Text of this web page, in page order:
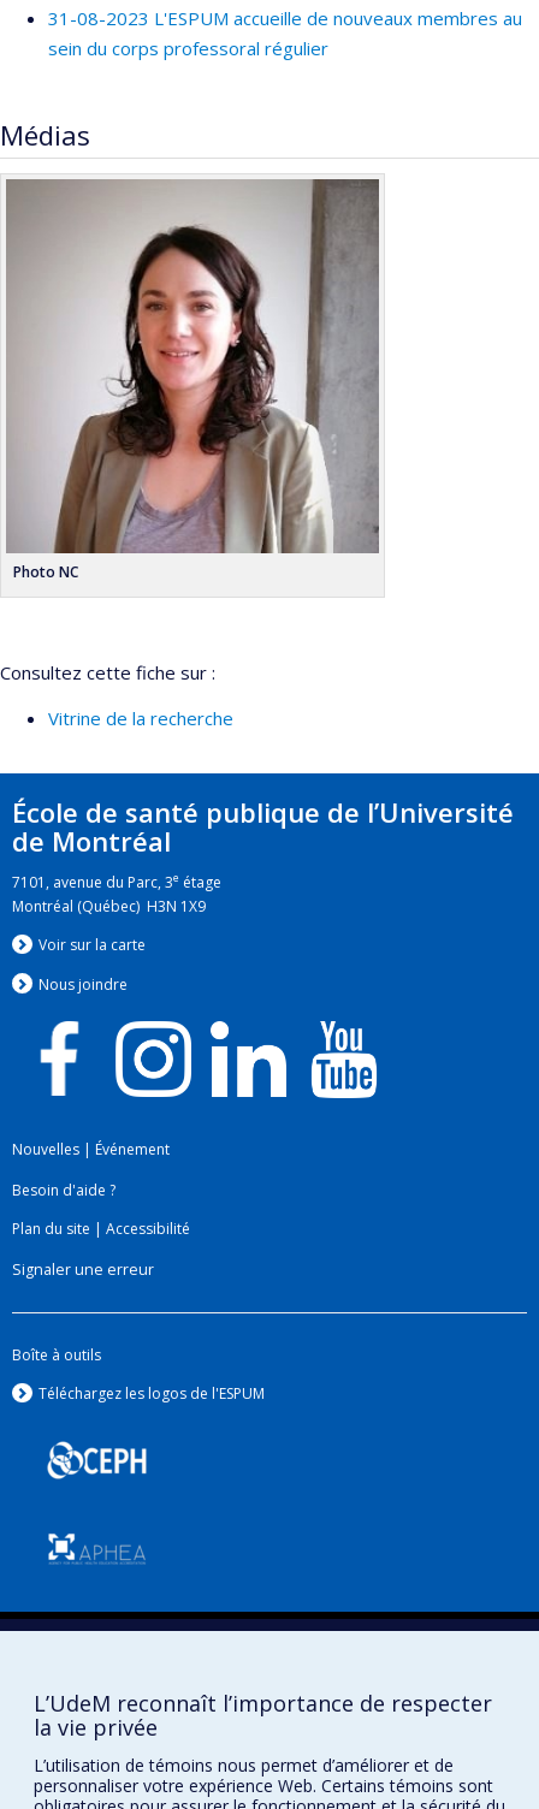
31-08-2023 L'ESPUM accueille de nouveaux membres au
sein du corps professoral régulier
Médias
Photo NC
Consultez cette fiche sur :
Vitrine de la recherche
École de santé publique de l’Université
de Montréal
7101, avenue du Parc, 3e étage
Montréal (Québec) H3N 1X9
Voir sur la carte
Nous joindre
Nouvelles | Événement
Besoin d'aide ?
Plan du site | Accessibilité
Signaler une erreur
Boîte à outils
Téléchargez les logos de l'ESPUM
Paramètres des témoins
Université de
L’UdeM reconnaît l’importance de respecter
la vie privée
L’utilisation de témoins nous permet d’améliorer et de
personnaliser votre expérience Web. Certains témoins sont